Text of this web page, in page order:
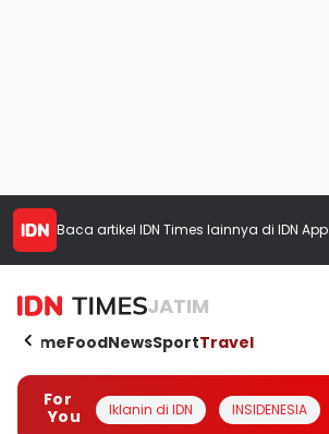
Baca artikel IDN Times lainnya di IDN App
JATIM
HomeFoodNewsSportTravel
For
You
Iklanin di IDN INSIDENESIA